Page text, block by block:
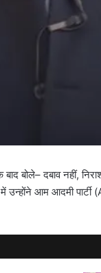
दबाव नहीं,
आम आदमी पार्टी